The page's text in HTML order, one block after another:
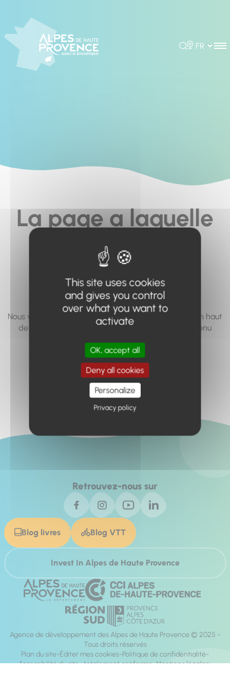
Rechercher
Choisir la
La page a laquelle
vous cherchez à
accéder n'existe
pas... ou plus.
Nous vous invitons à utiliser le moteur de recherche en haut
de page, ou à utiliser le menu pour trouver le contenu
Retour à l'accueil
Retrouvez-nous sur
Blog livres Blog VTT
Invest In Alpes de Haute Provence
Agence de développement des Alpes de Haute Provence © 2025 -
Tous droits réservés
Plan du site Éditer mes cookies Politique de confidentialité
Accessibilité du site : totalement conforme Mentions légales
This site uses cookies
and gives you control
over what you want to
activate
OK, accept all
Deny all cookies
Personalize
Privacy policy